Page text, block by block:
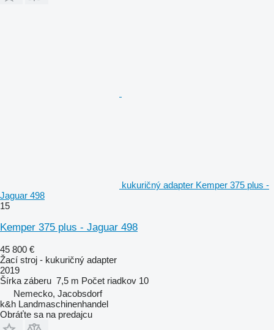
kukuričný adapter Kemper 375 plus -
Jaguar 498
15
Kemper 375 plus - Jaguar 498
45 800 €
Žací stroj - kukuričný adapter
2019
Šírka záberu 7,5 m Počet riadkov 10
Nemecko, Jacobsdorf
k&h Landmaschinenhandel
Obráťte sa na predajcu